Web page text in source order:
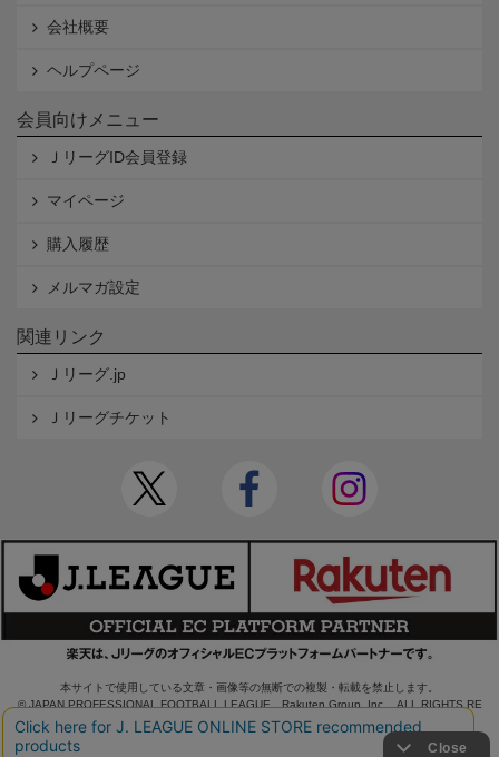
会社概要
ヘルプページ
会員向けメニュー
ＪリーグID会員登録
マイページ
購入履歴
メルマガ設定
関連リンク
Ｊリーグ.jp
Ｊリーグチケット
本サイトで使用している文章・画像等の無断での複製・転載を禁止します。
© JAPAN PROFESSIONAL FOOTBALL LEAGUE Rakuten Group, Inc. ALL RIGHTS RE
SERVED.